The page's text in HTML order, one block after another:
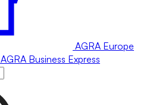
AGRA Europe
AGRA Business Express